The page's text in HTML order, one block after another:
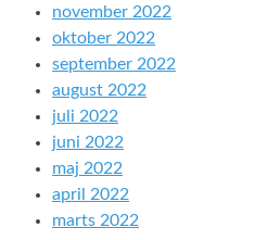
november 2022
oktober 2022
september 2022
august 2022
juli 2022
juni 2022
maj 2022
april 2022
marts 2022